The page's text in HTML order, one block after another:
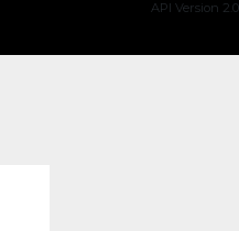
API Version 2.0